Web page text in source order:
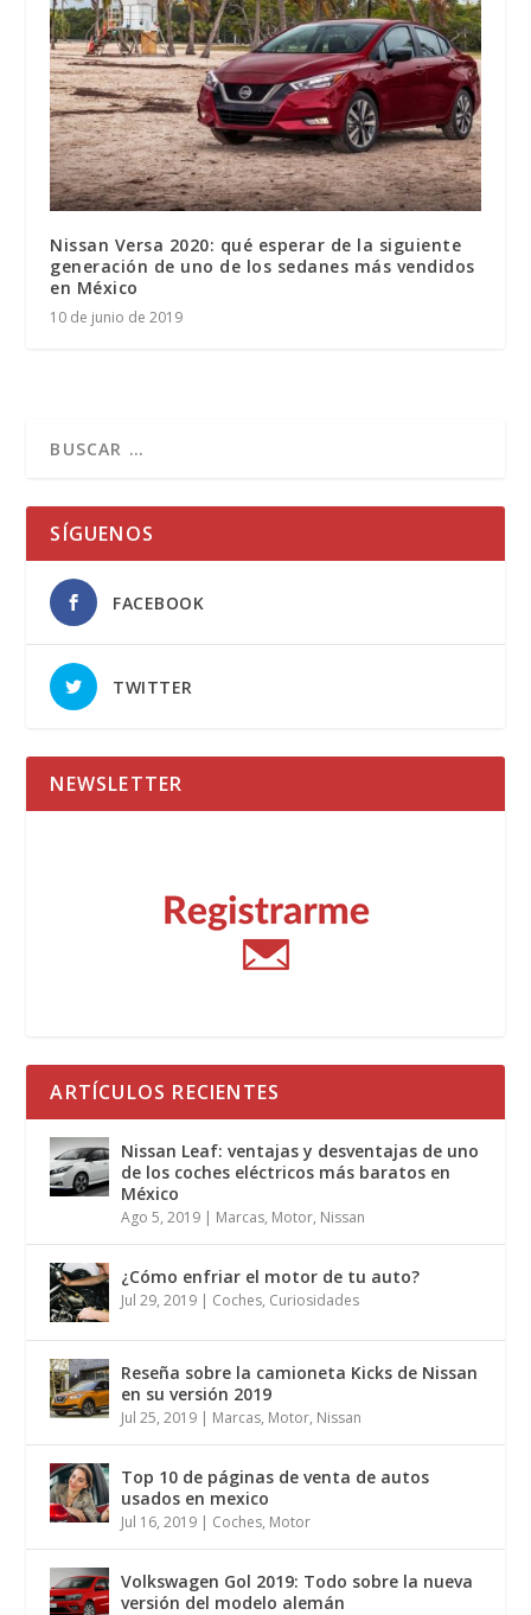
Nissan Versa 2020: qué esperar de la siguiente
generación de uno de los sedanes más vendidos
en México
10 de junio de 2019
SÍGUENOS
FACEBOOK
TWITTER
NEWSLETTER
ARTÍCULOS RECIENTES
Nissan Leaf: ventajas y desventajas de uno
de los coches eléctricos más baratos en
México
Ago 5, 2019 | Marcas, Motor, Nissan
¿Cómo enfriar el motor de tu auto?
Jul 29, 2019 | Coches, Curiosidades
Reseña sobre la camioneta Kicks de Nissan
en su versión 2019
Jul 25, 2019 | Marcas, Motor, Nissan
Top 10 de páginas de venta de autos
usados en mexico
Jul 16, 2019 | Coches, Motor
Volkswagen Gol 2019: Todo sobre la nueva
versión del modelo alemán